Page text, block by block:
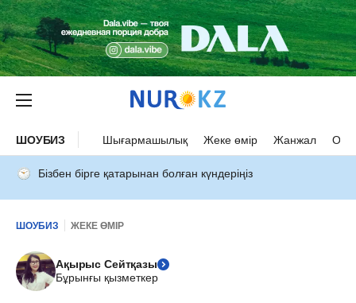
ШОУБИЗ Шығармашылық Жеке өмір Жанжал
Бізбен бірге қатарынан болған күндеріңіз
ШОУБИЗ ЖЕКЕ ӨМІР
Ақырыс Сейтқазы
Бұрынғы қызметкер